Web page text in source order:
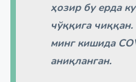
ҳозир бу ерда
чўққига
минг кишида
аниқланган.